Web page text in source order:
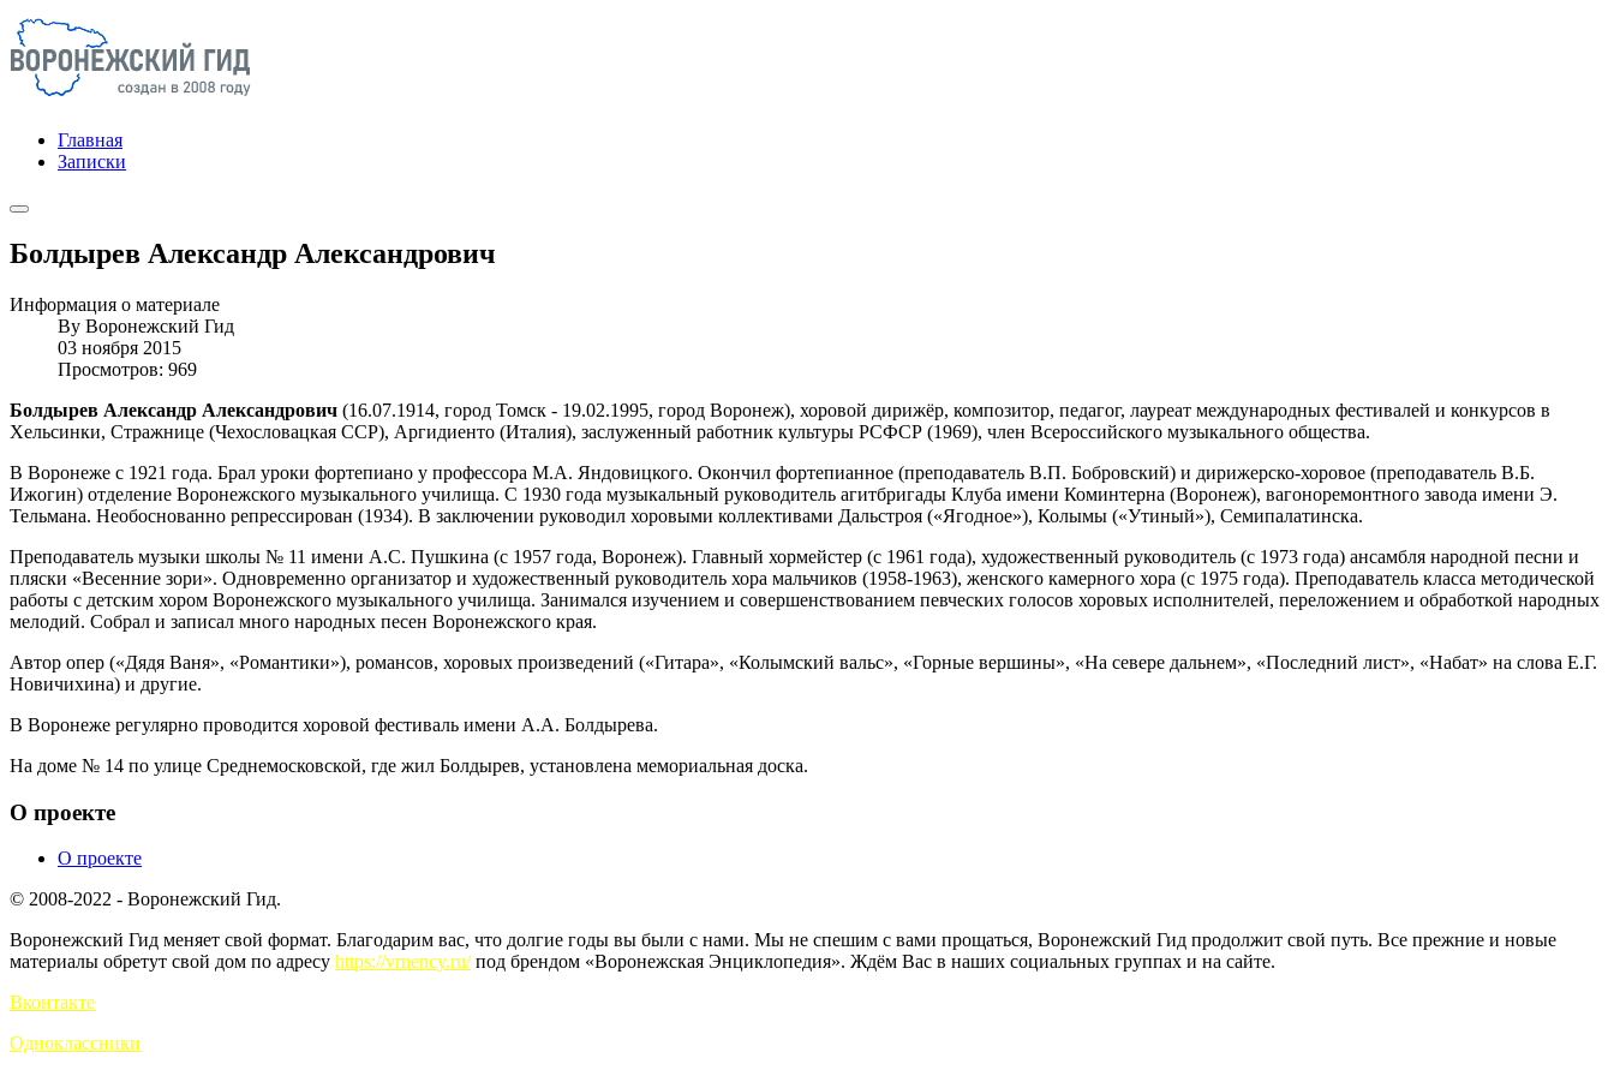
Главная
Записки
Болдырев Александр Александрович
Информация о материале
By Воронежский Гид
03 ноября 2015
Просмотров: 969
Болдырев Александр Александрович (16.07.1914, город Томск - 19.02.1995, город Воронеж), хоровой дирижёр, композитор, педагог, лауреат международных фестивалей и конкурсов в
Хельсинки, Стражнице (Чехословацкая ССР), Аргидиенто (Италия), заслуженный работник культуры РСФСР (1969), член Всероссийского музыкального общества.
В Воронеже с 1921 года. Брал уроки фортепиано у профессора М.А. Яндовицкого. Окончил фортепианное (преподаватель В.П. Бобровский) и дирижерско-хоровое (преподаватель В.Б.
Ижогин) отделение Воронежского музыкального училища. С 1930 года музыкальный руководитель агитбригады Клуба имени Коминтерна (Воронеж), вагоноремонтного завода имени Э.
Тельмана. Необоснованно репрессирован (1934). В заключении руководил хоровыми коллективами Дальстроя («Ягодное»), Колымы («Утиный»), Семипалатинска.
Преподаватель музыки школы № 11 имени А.С. Пушкина (с 1957 года, Воронеж). Главный хормейстер (с 1961 года), художественный руководитель (с 1973 года) ансамбля народной песни и
пляски «Весенние зори». Одновременно организатор и художественный руководитель хора мальчиков (1958-1963), женского камерного хора (с 1975 года). Преподаватель класса методической
работы с детским хором Воронежского музыкального училища. Занимался изучением и совершенствованием певческих голосов хоровых исполнителей, переложением и обработкой народных
мелодий. Собрал и записал много народных песен Воронежского края.
Автор опер («Дядя Ваня», «Романтики»), романсов, хоровых произведений («Гитара», «Колымский вальс», «Горные вершины», «На севере дальнем», «Последний лист», «Набат» на слова Е.Г.
Новичихина) и другие.
В Воронеже регулярно проводится хоровой фестиваль имени А.А. Болдырева.
На доме № 14 по улице Среднемосковской, где жил Болдырев, установлена мемориальная доска.
О проекте
О проекте
© 2008-2022 - Воронежский Гид.
Воронежский Гид меняет свой формат. Благодарим вас, что долгие годы вы были с нами. Мы не спешим с вами прощаться, Воронежский Гид продолжит свой путь. Все прежние и новые
материалы обретут свой дом по адресу https://vrnency.ru/под брендом «Воронежская Энциклопедия». Ждём Вас в наших социальных группах и на сайте.
Вконтакте
Одноклассники